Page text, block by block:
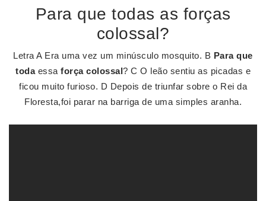
Para que todas as forças
colossal?
Letra A Era uma vez um minúsculo mosquito. B Para que
todaessa força colossal? C O leão sentiu as picadas e
ficou muito furioso. D Depois de triunfar sobre o Rei da
Floresta,foi parar na barriga de uma simples aranha.